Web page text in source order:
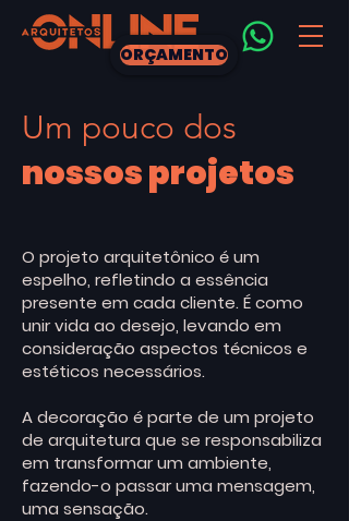
ORÇAMENTO
Um pouco dos
nossos projetos
O projeto arquitetônico é um
espelho, refletindo a essência
presente em cada cliente. É como
unir vida ao desejo, levando em
consideração aspectos técnicos e
estéticos necessários.
A decoração é parte de um projeto
de arquitetura que se responsabiliza
em transformar um ambiente,
fazendo-o passar uma mensagem,
uma sensação.